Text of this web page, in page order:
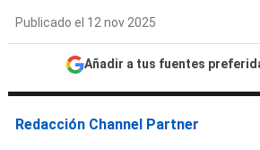
Publicado el 12 nov 2025
Añadir a tus fuentes
Redacción Channel Partner